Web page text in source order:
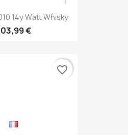
14y Watt Whisky
€
favorite_border